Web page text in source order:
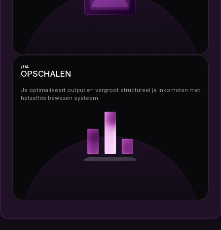
/04
OPSCHALEN
Je optimaliseert output en vergroot structureel je inkomsten met
hetzelfde bewezen systeem.